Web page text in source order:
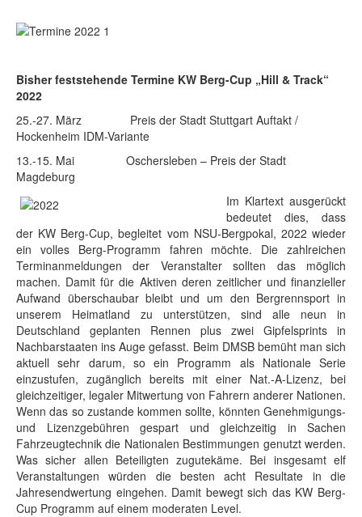
Bisher feststehende Termine KW Berg-Cup „Hill & Track“
2022
25.-27. März Preis der Stadt Stuttgart Auftakt /
Hockenheim IDM-Variante
13.-15. Mai Oschersleben – Preis der Stadt
Magdeburg
Im Klartext ausgerückt
bedeutet dies, dass
der KW Berg-Cup, begleitet vom NSU-Bergpokal, 2022 wieder
ein volles Berg-Programm fahren möchte. Die zahlreichen
Terminanmeldungen der Veranstalter sollten das möglich
machen. Damit für die Aktiven deren zeitlicher und finanzieller
Aufwand überschaubar bleibt und um den Bergrennsport in
unserem Heimatland zu unterstützen, sind alle neun in
Deutschland geplanten Rennen plus zwei Gipfelsprints in
Nachbarstaaten ins Auge gefasst. Beim DMSB bemüht man sich
aktuell sehr darum, so ein Programm als Nationale Serie
einzustufen, zugänglich bereits mit einer Nat.-A-Lizenz, bei
gleichzeitiger, legaler Mitwertung von Fahrern anderer Nationen.
Wenn das so zustande kommen sollte, könnten Genehmigungs-
und Lizenzgebühren gespart und gleichzeitig in Sachen
Fahrzeugtechnik die Nationalen Bestimmungen genutzt werden.
Was sicher allen Beteiligten zugutekäme. Bei insgesamt elf
Veranstaltungen würden die besten acht Resultate in die
Jahresendwertung eingehen. Damit bewegt sich das KW Berg-
Cup Programm auf einem moderaten Level.